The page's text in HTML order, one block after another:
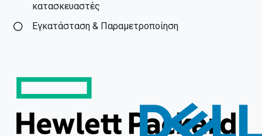
κατασκευαστές
Εγκατάσταση & Παραμετροποίηση